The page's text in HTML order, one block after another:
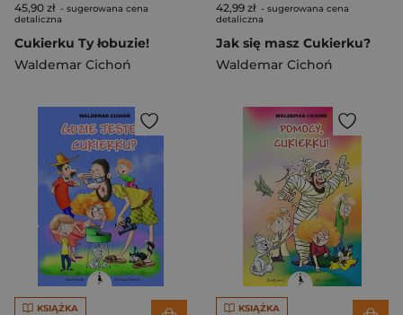
45,90 zł - sugerowana cena
detaliczna
Cukierku Ty łobuzie!
Waldemar Cichoń
42,99 zł - sugerowana cena
detaliczna
Jak się masz Cukierku?
Waldemar Cichoń
KSIĄŻKA KSIĄŻKA